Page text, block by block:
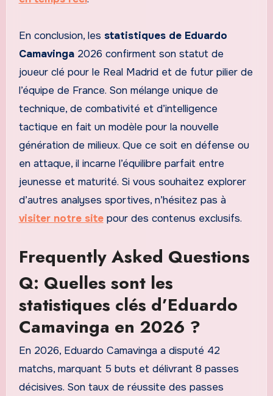
En conclusion, les statistiques de Eduardo
Camavinga2026 confirment son statut de
joueur clé pour le Real Madrid et de futur pilier de
l’équipe de France. Son mélange unique de
technique, de combativité et d’intelligence
tactique en fait un modèle pour la nouvelle
génération de milieux. Que ce soit en défense ou
en attaque, il incarne l’équilibre parfait entre
jeunesse et maturité. Si vous souhaitez explorer
d’autres analyses sportives, n’hésitez pas à
visiter notre sitepour des contenus exclusifs.
Frequently Asked Questions
Q: Quelles sont les
statistiques clés d’Eduardo
Camavinga en 2026 ?
En 2026, Eduardo Camavinga a disputé 42
matchs, marquant 5 buts et délivrant 8 passes
décisives. Son taux de réussite des passes